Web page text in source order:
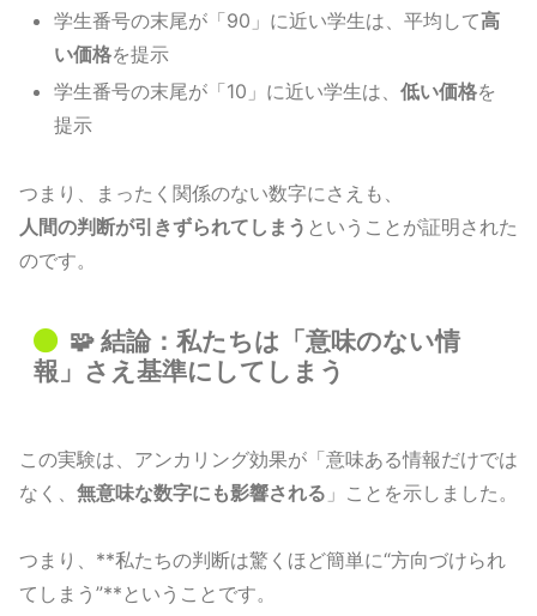
学生番号の末尾が「90」に近い学生は、平均して高
い価格を提示
学生番号の末尾が「10」に近い学生は、低い価格を
提示
つまり、まったく関係のない数字にさえも、
人間の判断が引きずられてしまう ということが証明された
のです。
🧩 結論：私たちは「意味のない情
報」さえ基準にしてしまう
この実験は、アンカリング効果が「意味ある情報だけでは
なく、 無意味な数字にも影響される 」ことを示しました。
つまり、**私たちの判断は驚くほど簡単に“方向づけられ
てしまう”**ということです。